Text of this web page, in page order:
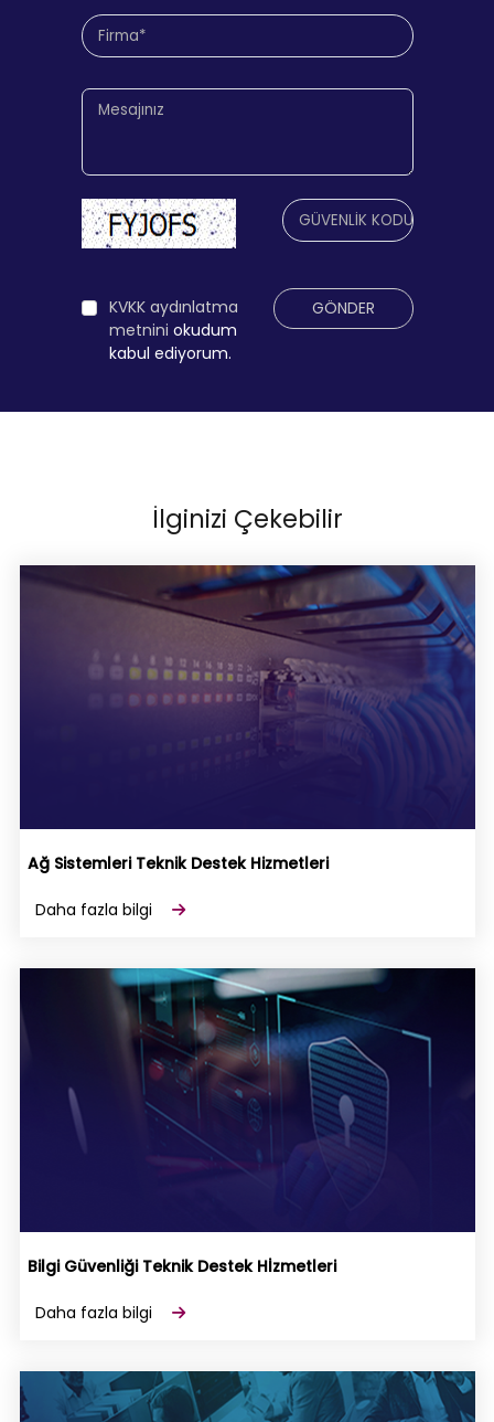
KVKK aydınlatma
metnini okudum
kabul ediyorum.
GÖNDER
İlginizi Çekebilir
Ağ Sistemleri Teknik Destek Hizmetleri
Daha fazla bilgi
Bilgi Güvenliği Teknik Destek Hİzmetleri
Daha fazla bilgi